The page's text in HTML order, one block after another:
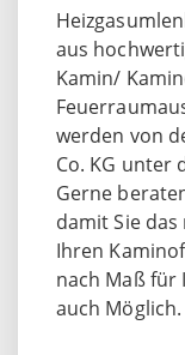
aus
Kamin/
werden von
Co. KG unter
Gerne
damit Sie
Ihren
nach Maß für
auch